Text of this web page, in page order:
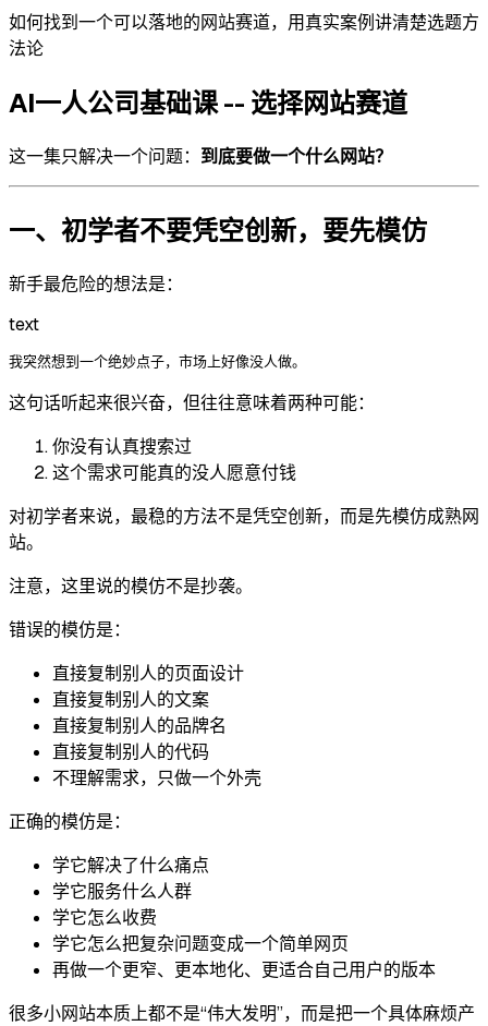
如何找到一个可以落地的网站赛道，用真实案例讲清楚选题方
法论
AI一人公司基础课 -- 选择网站赛道
这一集只解决一个问题： 到底要做一个什么网站？
一、初学者不要凭空创新，要先模仿
新手最危险的想法是：
text
这句话听起来很兴奋，但往往意味着两种可能：
你没有认真搜索过
这个需求可能真的没人愿意付钱
对初学者来说，最稳的方法不是凭空创新，而是先模仿成熟网
站。
注意，这里说的模仿不是抄袭。
错误的模仿是：
直接复制别人的页面设计
直接复制别人的文案
直接复制别人的品牌名
直接复制别人的代码
不理解需求，只做一个外壳
正确的模仿是：
学它解决了什么痛点
学它服务什么人群
学它怎么收费
学它怎么把复杂问题变成一个简单网页
再做一个更窄、更本地化、更适合自己用户的版本
很多小网站本质上都不是“伟大发明”，而是把一个具体麻烦产